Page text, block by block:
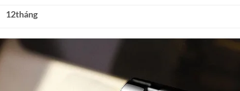
12tháng